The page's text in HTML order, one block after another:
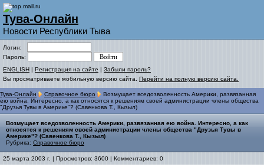
Тува-Онлайн
Новости Республики Тыва
Логин:
Пароль:
ENGLISH | Регистрация на сайте | Забыли пароль?
Вы просматриваете мобильную версию сайта. Перейти на полную версию сайта.
Тува-Онлайн Справочное бюро
Возмущает вседозволенность Америки, развязанная
ею война. Интересно, а как относятся к решениям своей администрации члены общества
"Друзья Тувы в Америке"? (Савенкова Т., Кызыл)
Возмущает вседозволенность Америки, развязанная ею война. Интересно, а как
относятся к решениям своей администрации члены общества "Друзья Тувы в
Америке"? (Савенкова Т., Кызыл)
Рубрика: Справочное бюро
25 марта 2003 г. | Просмотров: 3600 | Комментариев: 0